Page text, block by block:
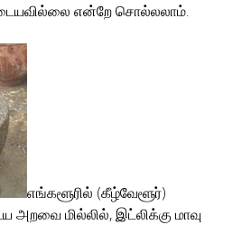
என்றே சொல்லலாம்.
எங்களூரில் (கீழ்வேளூர்)
மில்லில், இட்லிக்கு மாவு